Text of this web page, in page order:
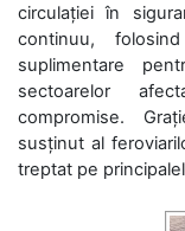
circulației în
continuu,
suplimentare
sectoarelor
compromise.
susținut al
treptat pe